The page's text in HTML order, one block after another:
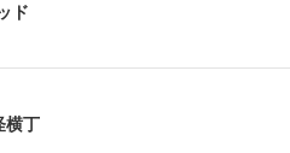
ド
横丁